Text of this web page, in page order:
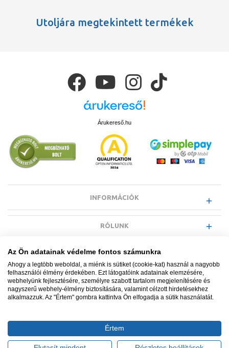
Utoljára megtekintett termékek
Árukereső.hu
INFORMÁCIÓK
RÓLUNK
EGYÉB INFORMÁCIÓK
VÁSÁRLÓI INFORMÁCIÓK
Minden jog fenntartva. © Adatkezelés nyilvántartási száma NAIH-
Az Ön adatainak védelme fontos számunkra
Ahogy a legtöbb weboldal, a miénk is sütiket (cookie-kat) használ a nagyobb
felhasználói élmény érdekében. Ezt látogatóink adatainak elemzésére,
webhelyünk fejlesztésére, személyre szabott tartalom megjelenítésére és
nagyszerű webhely-élmény biztosítására, valamint célzott hirdetésekhez
alkalmazzuk. Az "Értem" gombra kattintva Ön elfogadja a sütik használatát.
Értem